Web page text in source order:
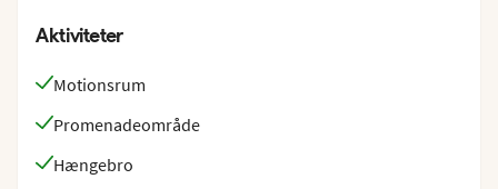
Aktiviteter
Motionsrum
Promenadeområde
Hængebro